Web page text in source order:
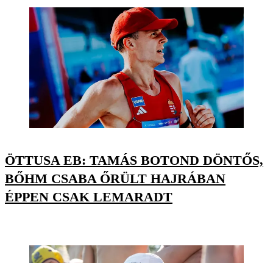
ÖTTUSA EB: TAMÁS BOTOND DÖNTŐS,
BŐHM CSABA ŐRÜLT HAJRÁBAN
ÉPPEN CSAK LEMARADT